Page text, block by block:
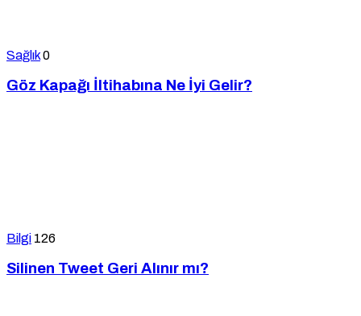
Sağlık0
Göz Kapağı İltihabına Ne İyi Gelir?
Bilgi 126
Silinen Tweet Geri Alınır mı?